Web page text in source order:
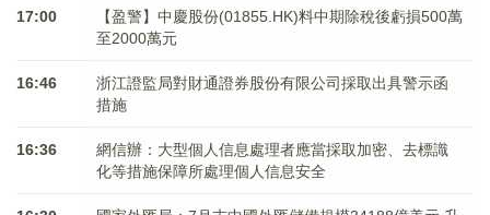
17:00
【盈警】中慶股份(01855.HK)料中期除稅後虧損500萬
至2000萬元
16:46
浙江證監局對財通證券股份有限公司採取出具警示函
措施
16:36
網信辦：大型個人信息處理者應當採取加密、去標識
化等措施保障所處理個人信息安全